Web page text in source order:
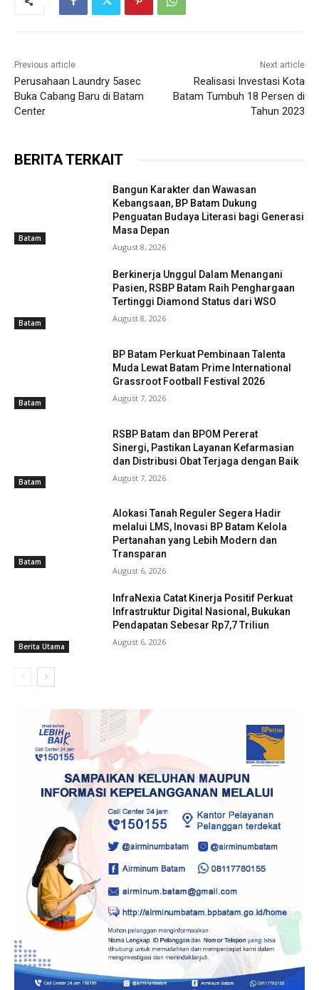
Previous article
Perusahaan Laundry 5asec
Buka Cabang Baru di Batam
Center
Next article
Realisasi Investasi Kota
Batam Tumbuh 18 Persen di
Tahun 2023
BERITA TERKAIT
Batam
Bangun Karakter dan Wawasan
Kebangsaan, BP Batam Dukung
Penguatan Budaya Literasi bagi Generasi
Masa Depan
August 8, 2026
Batam
Berkinerja Unggul Dalam Menangani
Pasien, RSBP Batam Raih Penghargaan
Tertinggi Diamond Status dari WSO
August 8, 2026
Batam
BP Batam Perkuat Pembinaan Talenta
Muda Lewat Batam Prime International
Grassroot Football Festival 2026
August 7, 2026
Batam
RSBP Batam dan BPOM Pererat
Sinergi, Pastikan Layanan Kefarmasian
dan Distribusi Obat Terjaga dengan Baik
August 7, 2026
Batam
Alokasi Tanah Reguler Segera Hadir
melalui LMS, Inovasi BP Batam Kelola
Pertanahan yang Lebih Modern dan
Transparan
August 6, 2026
Berita Utama
InfraNexia Catat Kinerja Positif Perkuat
Infrastruktur Digital Nasional, Bukukan
Pendapatan Sebesar Rp7,7 Triliun
August 6, 2026